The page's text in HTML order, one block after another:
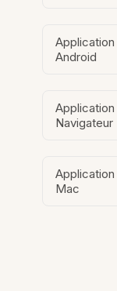
Android
Navigateur
Mac